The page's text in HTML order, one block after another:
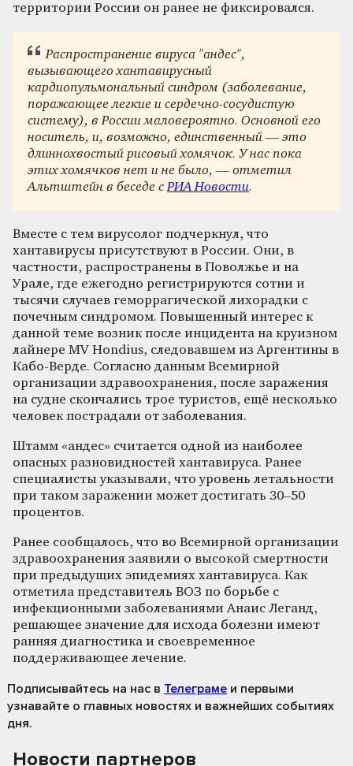
территории России он ранее не фиксировался.
Распространение вируса "андес",
вызывающего хантавирусный
кардиопульмональный синдром (заболевание,
поражающее легкие и сердечно-сосудистую
систему), в России маловероятно. Основной его
носитель, и, возможно, единственный — это
длиннохвостый рисовый хомячок. У нас пока
этих хомячков нет и не было, — отметил
Альтштейн в беседе сРИА Новости.
Вместе с тем вирусолог подчеркнул, что
хантавирусы присутствуют в России. Они, в
частности, распространены в Поволжье и на
Урале, где ежегодно регистрируются сотни и
тысячи случаев геморрагической лихорадки с
почечным синдромом. Повышенный интерес к
данной теме возник после инцидента на круизном
лайнере MV Hondius, следовавшем из Аргентины в
Кабо-Верде. Согласно данным Всемирной
организации здравоохранения, после заражения
на судне скончались трое туристов, ещё несколько
человек пострадали от заболевания.
Штамм «андес» считается одной из наиболее
опасных разновидностей хантавируса. Ранее
специалисты указывали, что уровень летальности
при таком заражении может достигать 30–50
процентов.
Ранее сообщалось, что во Всемирной организации
здравоохранения заявили о высокой смертности
при предыдущих эпидемиях хантавируса. Как
отметила представитель ВОЗ по борьбе с
инфекционными заболеваниями Анаис Леганд,
решающее значение для исхода болезни имеют
ранняя диагностика и своевременное
поддерживающее лечение.
Подписывайтесь на нас в Телеграме и первыми
узнавайте о главных новостях и важнейших событиях
дня.
Новости партнеров